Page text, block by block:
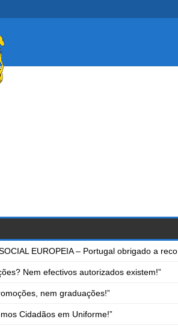
EUROPEIA – Portugal obrigado a
Nem efectivos autorizados existem!”
nem graduações!”
Cidadãos em Uniforme!”